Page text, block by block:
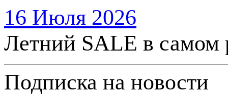
16 Июля 2026
Летний SALE в самом
Подписка на новости